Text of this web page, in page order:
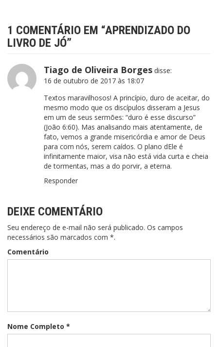
1 COMENTÁRIO EM “APRENDIZADO DO
LIVRO DE JÓ”
Tiago de Oliveira Borges disse:
16 de outubro de 2017 às 18:07
Textos maravilhosos! A princípio, duro de aceitar, do
mesmo modo que os discípulos disseram a Jesus
em um de seus sermões: “duro é esse discurso”
(João 6:60). Mas analisando mais atentamente, de
fato, vemos a grande misericórdia e amor de Deus
para com nós, serem caídos. O plano dEle é
infinitamente maior, visa não está vida curta e cheia
de tormentas, mas a do porvir, a eterna.
Responder
DEIXE COMENTÁRIO
Seu endereço de e-mail não será publicado. Os campos
necessários são marcados com *.
Comentário
Nome Completo *